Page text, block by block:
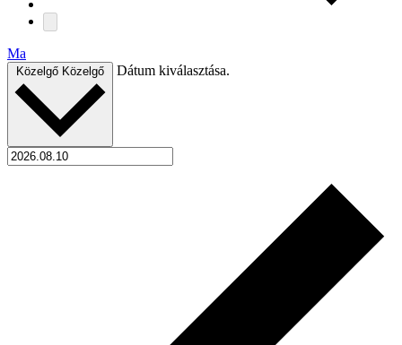
Ma
Közelgő Közelgő Dátum kiválasztása.